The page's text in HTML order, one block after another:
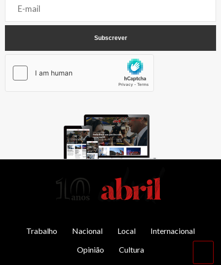
Trabalho Nacional Local
Internacional
Opinião
Cultura